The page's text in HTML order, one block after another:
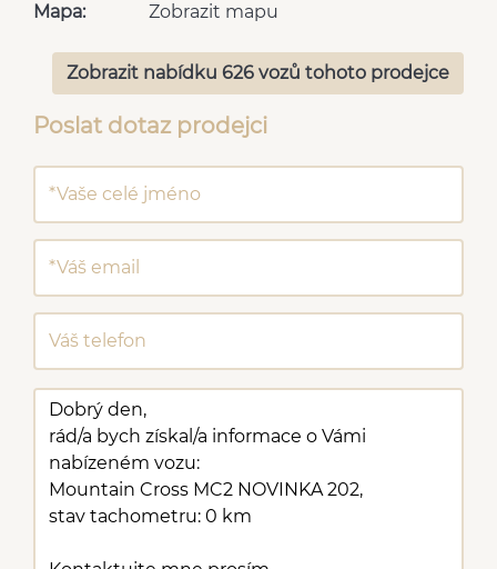
Mapa: Zobrazit mapu
Zobrazit nabídku 626 vozů tohoto prodejce
Poslat dotaz prodejci